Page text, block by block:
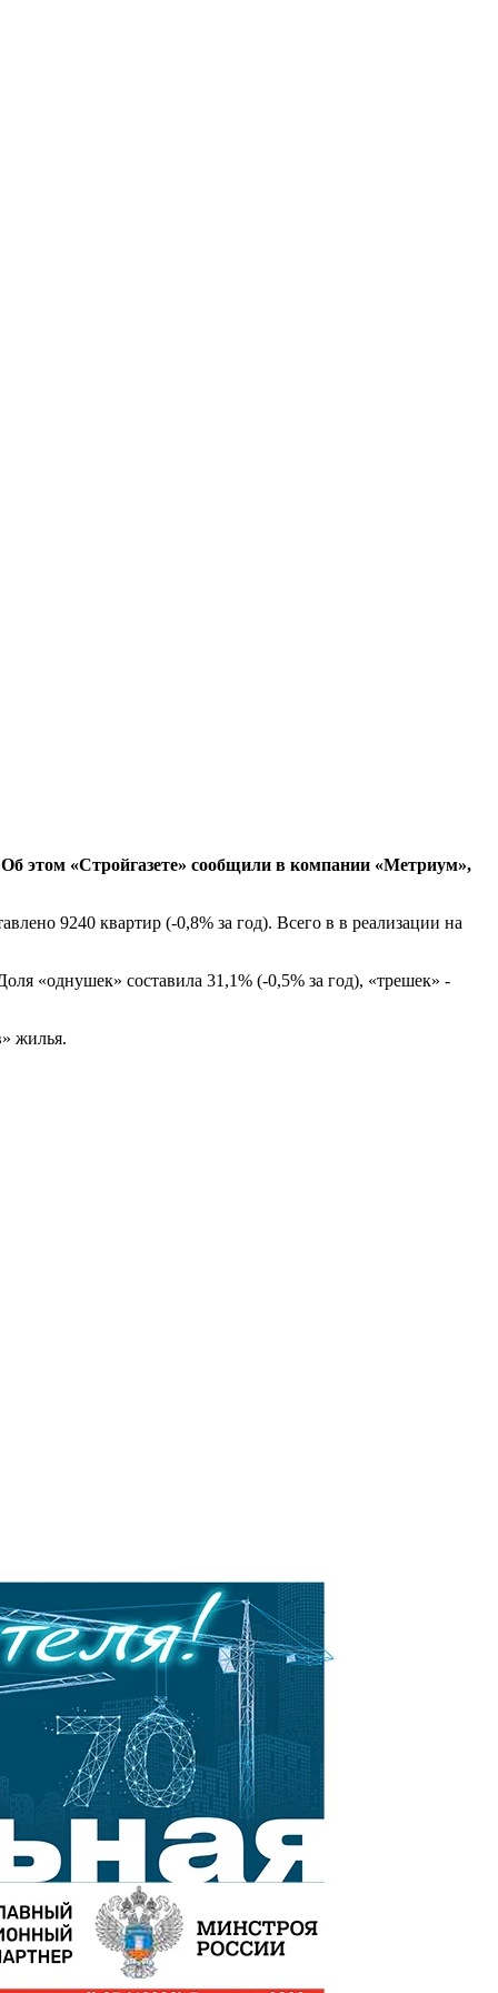
этом «Стройгазете» сообщили в компании «Метриум»,
9240 квартир (-0,8% за год). Всего в в реализации на
«однушек» составила 31,1% (-0,5% за год), «трешек» -
жилья.